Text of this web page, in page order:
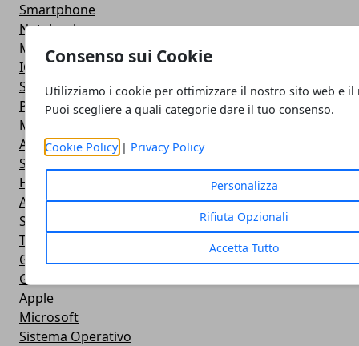
Consenso sui Cookie
Utilizziamo i cookie per ottimizzare il nostro sito web e il
Puoi scegliere a quali categorie dare il tuo consenso.
Cookie Policy| Privacy Policy
Personalizza
Rifiuta Opzionali
Accetta Tutto
Smartphone
Notebook
Monitor
IOS
Smartwatch
Power Bank
Mouse e Tastiera
Apple
Stampante
Hardware
Android
Software
Tablet
Giochi
Giochi
Apple
Microsoft
Sistema Operativo